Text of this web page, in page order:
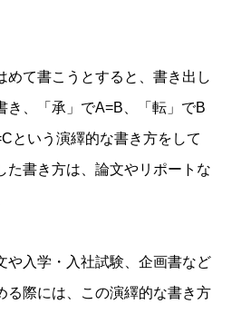
めて書こうとすると、書き出し
き、「承」でA=B、「転」でB
という演繹的な書き方をして
た書き方は、論文やリポートな
や入学・入社試験、企画書など
る際には、この演繹的な書き方